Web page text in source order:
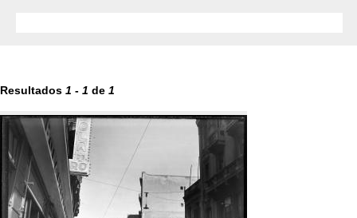
Resultados 1 - 1 de 1